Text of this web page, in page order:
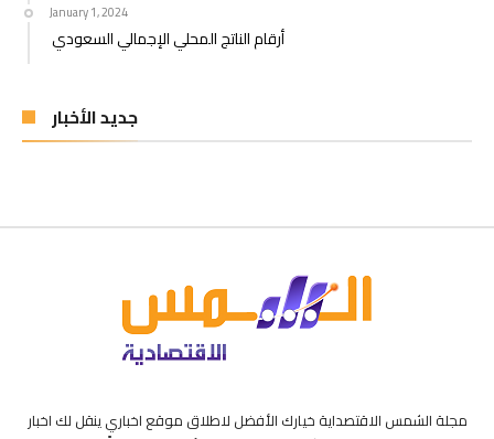
January 1, 2024
أرقام الناتج المحلي الإجمالي السعودي
جديد الأخبار
مجلة الشمس الاقتصداية خيارك الأفضل لاطلاق موقع اخباري ينقل لك اخبار